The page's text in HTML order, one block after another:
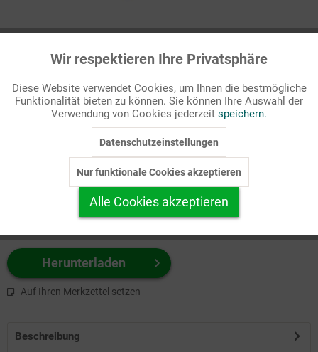
Passende Stichworte
Gesellschaft/Politik, Hilfswerke
zuerst Ihr Produktformat aus.
z.B. Farbe-Grafik, Schwarz-Weiß-Grafik, mit/ohne Text ...
Herunterladen
Auf Ihren Merkzettel setzen
Beschreibung
Funktionale Aktiv
Marketing Inaktiv
Personalisierung Inaktiv
Service
Wir respektieren Ihre Privatsphäre
Diese Website verwendet Cookies, um Ihnen die bestmögliche
Funktionalität bieten zu können. Sie können Ihre Auswahl der
Verwendung von Cookies jederzeit speichern.
Datenschutzeinstellungen
Nur funktionale Cookies akzeptieren
Alle Cookies akzeptieren